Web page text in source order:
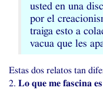
usted en una
por el
traiga esto a
vacua que les
Estas dos relatos tan
2. Lo que me fascina